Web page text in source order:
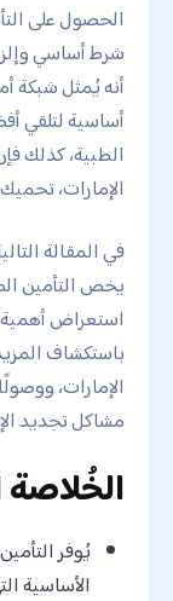
الحصول على
شرط أساسي
أنه يُمثل شبكة
أساسية لتلقي
الطبية، كذلك
الإمارات،
في المقالة
يخص التأمين
استعراض أهمية
باستكشاف
الإمارات،
مشاكل تجديد
يُوفر
الأساسية